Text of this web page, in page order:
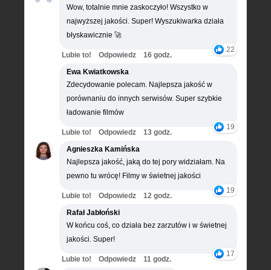
Wow, totalnie mnie zaskoczyło! Wszystko w
najwyższej jakości. Super! Wyszukiwarka działa
błyskawicznie 🚀
22
Lubie to! Odpowiedz
16 godz.
Ewa Kwiatkowska
Zdecydowanie polecam. Najlepsza jakość w
porównaniu do innych serwisów. Super szybkie
ładowanie filmów
19
Lubie to! Odpowiedz
13 godz.
Agnieszka Kamińska
Najlepsza jakość, jaką do tej pory widziałam. Na
pewno tu wrócę! Filmy w świetnej jakości
19
Lubie to! Odpowiedz
12 godz.
Rafał Jabłoński
W końcu coś, co działa bez zarzutów i w świetnej
jakości. Super!
17
Lubie to! Odpowiedz
11 godz.